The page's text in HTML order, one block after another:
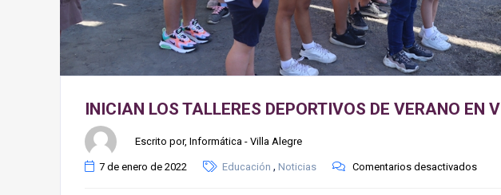
INICIAN LOS TALLERES DEPORTIVOS DE VERANO EN
Escrito por, Informática - Villa Alegre
7 de enero de 2022 Educación , Noticias Comentarios desactivados